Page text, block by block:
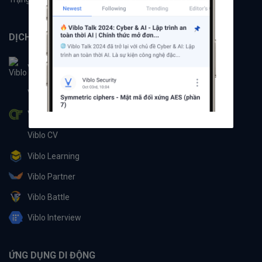
DỊCH VỤ
Viblo
Viblo Code
Viblo CTF
Viblo CV
Viblo Learning
Viblo Partner
Viblo Battle
Viblo Interview
ỨNG DỤNG DI ĐỘNG